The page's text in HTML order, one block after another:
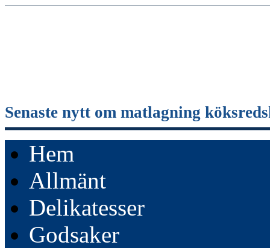
Senaste nytt om matlagning
Hem
Allmänt
Delikatesser
Godsaker